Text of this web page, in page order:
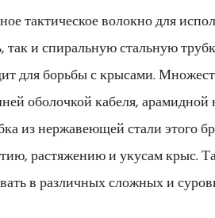
тактическое волокно для
и спиральную стальную
для борьбы с крысами.
оболочкой кабеля, арамидной
из нержавеющей стали этого
растяжению и укусам крыс.
в различных сложных и